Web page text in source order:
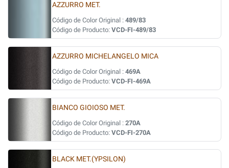
AZZURRO MET.
Código de Color Original : 489/83
Código de Producto: VCD-FI-489/83
AZZURRO MICHELANGELO MICA
Código de Color Original : 469A
Código de Producto: VCD-FI-469A
BIANCO GIOIOSO MET.
Código de Color Original : 270A
Código de Producto: VCD-FI-270A
BLACK MET.(YPSILON)